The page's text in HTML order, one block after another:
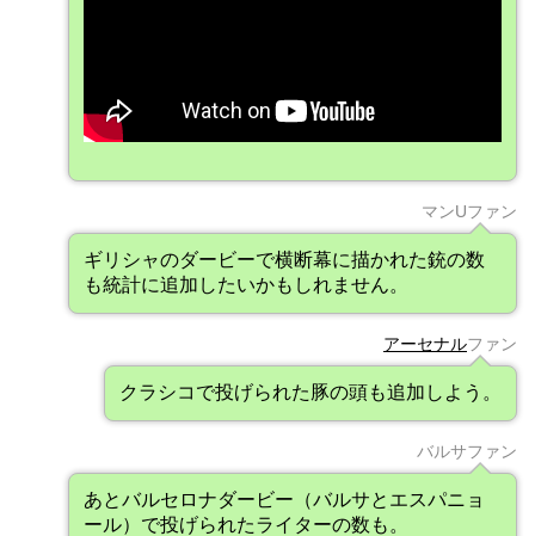
マンUファン
ギリシャのダービーで横断幕に描かれた銃の数
も統計に追加したいかもしれません。
アーセナルファン
クラシコで投げられた豚の頭も追加しよう。
バルサファン
あとバルセロナダービー（バルサとエスパニョ
ール）で投げられたライターの数も。